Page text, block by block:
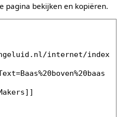
pagina bekijken en kopiëren.